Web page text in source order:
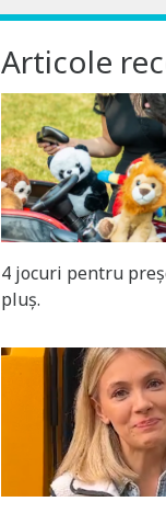
Articole
4 jocuri pentru
pluș.